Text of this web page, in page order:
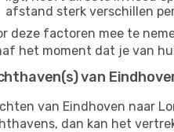
afstand sterk verschillen
deze factoren mee te
het moment dat je van
van
van Eindhoven naar
dan kan het